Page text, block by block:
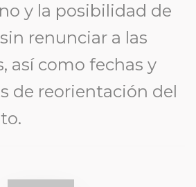
y la posibilidad de
renunciar a las
así como fechas y
de reorientación del